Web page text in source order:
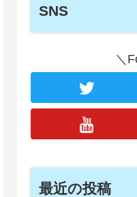
SNS
＼
最近の投稿